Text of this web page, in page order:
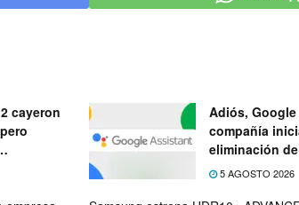
cayeron
Adiós,
compañía
eliminación
próximo mes
5 AGOSTO 2026